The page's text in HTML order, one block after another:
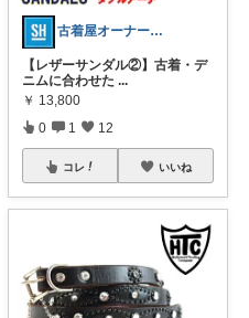
古着屋オーナーが選ぶROOM
【レザーサンダル②】古着・デ
ニムに合わせた ...
￥ 13,800
0 1 12
コレ いいね